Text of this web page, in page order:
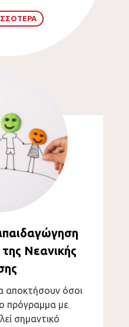
Νεανικής
αποκτήσουν όσοι
πρόγραμμα με
σημαντικό